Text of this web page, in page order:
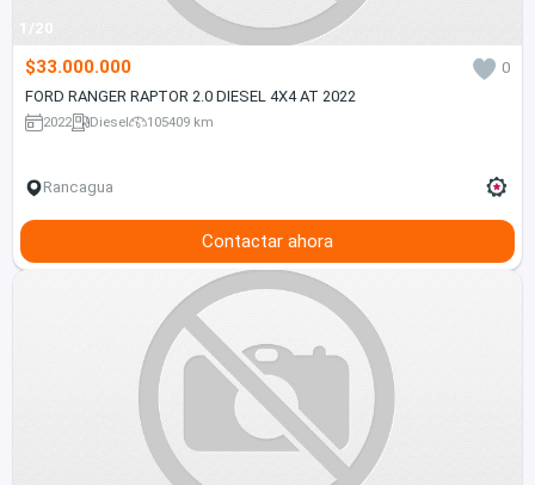
1/20
$33.000.000
0
FORD RANGER RAPTOR 2.0 DIESEL 4X4 AT 2022
2022 Diesel 105409 km
Rancagua
Contactar ahora